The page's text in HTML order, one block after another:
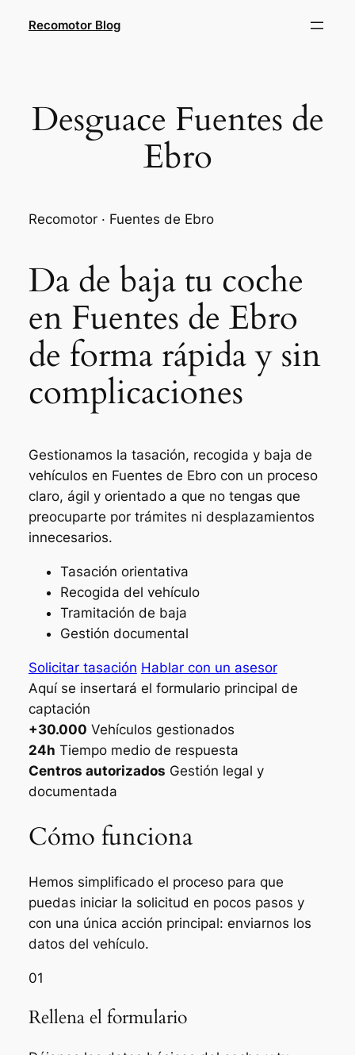
Recomotor Blog
Desguace Fuentes de
Ebro
Recomotor · Fuentes de Ebro
Da de baja tu coche
en Fuentes de Ebro
de forma rápida y sin
complicaciones
Gestionamos la tasación, recogida y baja de
vehículos en Fuentes de Ebro con un proceso
claro, ágil y orientado a que no tengas que
preocuparte por trámites ni desplazamientos
innecesarios.
Tasación orientativa
Recogida del vehículo
Tramitación de baja
Gestión documental
Solicitar tasación Hablar con un asesor
Aquí se insertará el formulario principal de
captación
+30.000 Vehículos gestionados
24h Tiempo medio de respuesta
Centros autorizados Gestión legal y
documentada
Cómo funciona
Hemos simplificado el proceso para que
puedas iniciar la solicitud en pocos pasos y
con una única acción principal: enviarnos los
datos del vehículo.
01
Rellena el formulario